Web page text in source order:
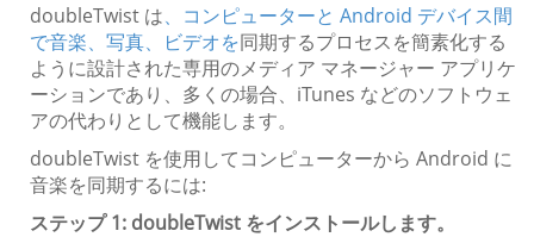
doubleTwist は、コンピューターと Android デバイス間
で音楽、写真、ビデオを同期するプロセスを簡素化する
ように設計された専用のメディア マネージャー アプリケ
ーションであり、多くの場合、iTunes などのソフトウェ
アの代わりとして機能します。
doubleTwist を使用してコンピューターから Android に
音楽を同期するには:
ステップ 1: doubleTwist をインストールします。